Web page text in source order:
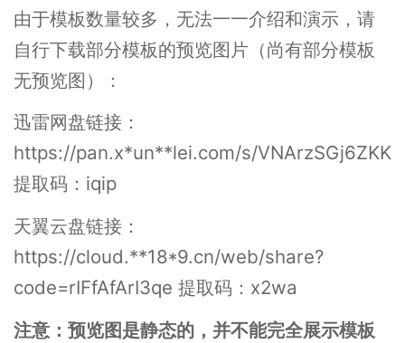
由于模板数量较多，无法一一介绍和演示，请
自行下载部分模板的预览图片（尚有部分模板
无预览图）：
迅雷网盘链接：
https://pan.x*un**lei.com/s/
提取码：iqip
天翼云盘链接：
https://cloud.**18*9.cn/web/share?
code=rIFfAfArI3qe 提取码：x2wa
注意：预览图是静态的，并不能完全展示模板